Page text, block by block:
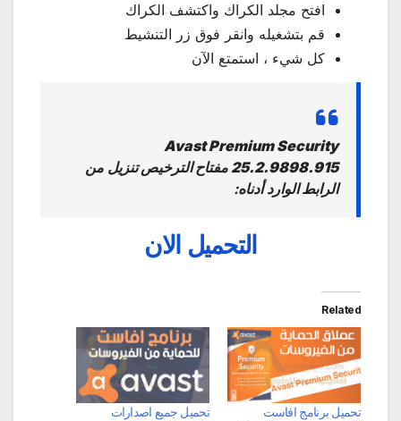
افتح مجلد الكراك واكتشف الكراك
قم بتشغيله وانقر فوق زر التنشيط
كل شيء ، استمتع الآن
Avast Premium Security
25.2.9898.915 مفتاح الترخيص تنزيل
من
الرابطالواردأدناه:
التحميل الان
Related
تحميل برنامج افاست
تحميل جميع اصدارات